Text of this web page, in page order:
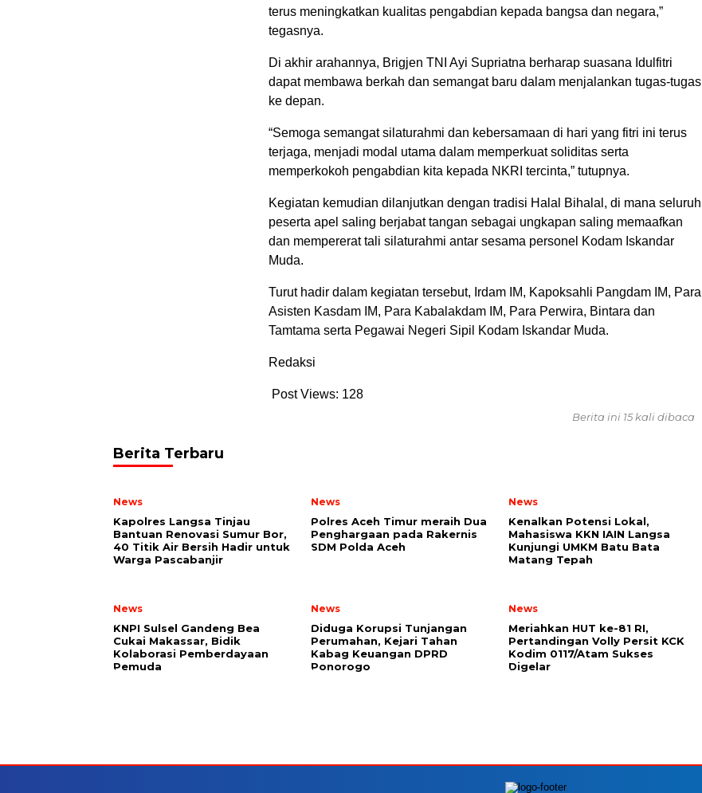
terus meningkatkan kualitas pengabdian kepada bangsa dan negara,”
tegasnya.
Di akhir arahannya, Brigjen TNI Ayi Supriatna berharap suasana Idulfitri
dapat membawa berkah dan semangat baru dalam menjalankan tugas-tugas
ke depan.
“Semoga semangat silaturahmi dan kebersamaan di hari yang fitri ini terus
terjaga, menjadi modal utama dalam memperkuat soliditas serta
memperkokoh pengabdian kita kepada NKRI tercinta,” tutupnya.
Kegiatan kemudian dilanjutkan dengan tradisi Halal Bihalal, di mana seluruh
peserta apel saling berjabat tangan sebagai ungkapan saling memaafkan
dan mempererat tali silaturahmi antar sesama personel Kodam Iskandar
Muda.
Turut hadir dalam kegiatan tersebut, Irdam IM, Kapoksahli Pangdam IM, Para
Asisten Kasdam IM, Para Kabalakdam IM, Para Perwira, Bintara dan
Tamtama serta Pegawai Negeri Sipil Kodam Iskandar Muda.
Redaksi
Post Views: 128
Berita ini 15 kali dibaca
Berita Terbaru
News
Kapolres Langsa Tinjau
Bantuan Renovasi Sumur Bor,
40 Titik Air Bersih Hadir untuk
Warga Pascabanjir
News
Polres Aceh Timur meraih Dua
Penghargaan pada Rakernis
SDM Polda Aceh
News
Kenalkan Potensi Lokal,
Mahasiswa KKN IAIN Langsa
Kunjungi UMKM Batu Bata
Matang Tepah
News
KNPI Sulsel Gandeng Bea
Cukai Makassar, Bidik
Kolaborasi Pemberdayaan
Pemuda
News
Diduga Korupsi Tunjangan
Perumahan, Kejari Tahan
Kabag Keuangan DPRD
Ponorogo
News
Meriahkan HUT ke-81 RI,
Pertandingan Volly Persit KCK
Kodim 0117/Atam Sukses
Digelar